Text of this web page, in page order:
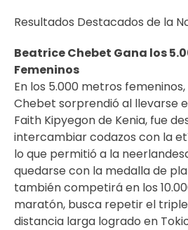
Resultados Destacados de la
Beatrice Chebet Gana los
Femeninos
En los 5.000 metros
Chebet sorprendió al llevarse
Faith Kipyegon de Kenia, fue
intercambiar codazos con la
lo que permitió a la
quedarse con la medalla de
también competirá en los
maratón, busca repetir el
distancia larga logrado en